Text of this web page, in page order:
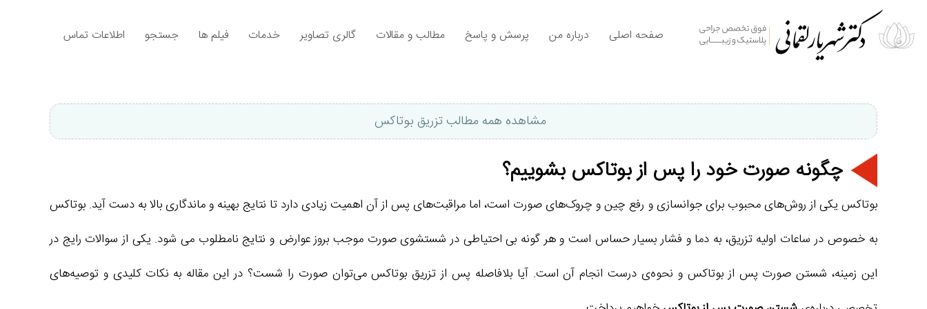
صفحه اصلی درباره من پرسش و پاسخ مطالب و مقالات گالری تصاویر خدمات فیلم ها جستجو اطلاعات تماس
مشاهده همه مطالب تزریق بوتاکس
چگونه صورت خود را پس از بوتاکس بشوییم؟
بوتاکس یکی از روش‌های محبوب برای جوانسازی و رفع چین و چروک‌های صورت است، اما مراقبت‌های پس از آن اهمیت زیادی دارد تا نتایج بهینه و ماندگاری بالا به دست آید. بوتاکس
به خصوص در ساعات اولیه تزریق، به دما و فشار بسیار حساس است و هر گونه بی احتیاطی در شستشوی صورت موجب بروز عوارض و نتایج نامطلوب می شود. یکی از سوالات رایج در
این زمینه، شستن صورت پس از بوتاکس و نحوه‌ی درست انجام آن است. آیا بلافاصله پس از تزریق بوتاکس می‌توان صورت را شست؟ در این مقاله به نکات کلیدی و توصیه‌های